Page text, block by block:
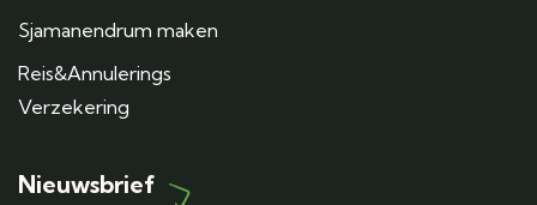
Sjamanendrum maken
Reis&Annulerings
Verzekering
Nieuwsbrief